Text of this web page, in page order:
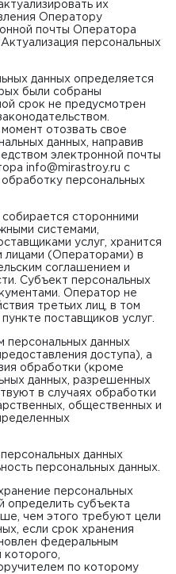
их
Оператору
почты Оператора
персональных
данных определяется
были собраны
срок не предусмотрен
отозвать свое
данных, направив
электронной почты
info@mirastroy.ru с
персональных
сторонними
системами,
услуг, хранится
лицами (Операторами) в
соглашением и
Субъект персональных
Оператор не
третьих лиц, в том
поставщиков услуг.
персональных данных
доступа), а
обработки (кроме
данных, разрешенных
в случаях обработки
общественных и
данных
персональных данных.
персональных
субъекта
чем этого требуют цели
если срок хранения
федеральным
по которому